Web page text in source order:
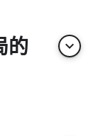
的
keyboard_arrow_down